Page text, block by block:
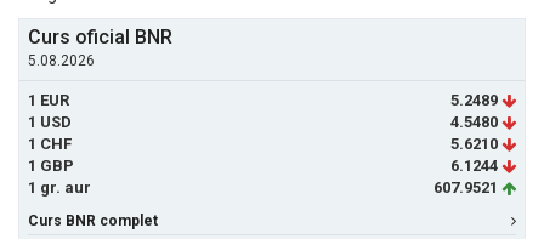
Curs oficial BNR
5.08.2026
1 EUR
5.2489
1 USD
4.5480
1 CHF
5.6210
1 GBP
6.1244
1 gr. aur
607.9521
Curs BNR complet